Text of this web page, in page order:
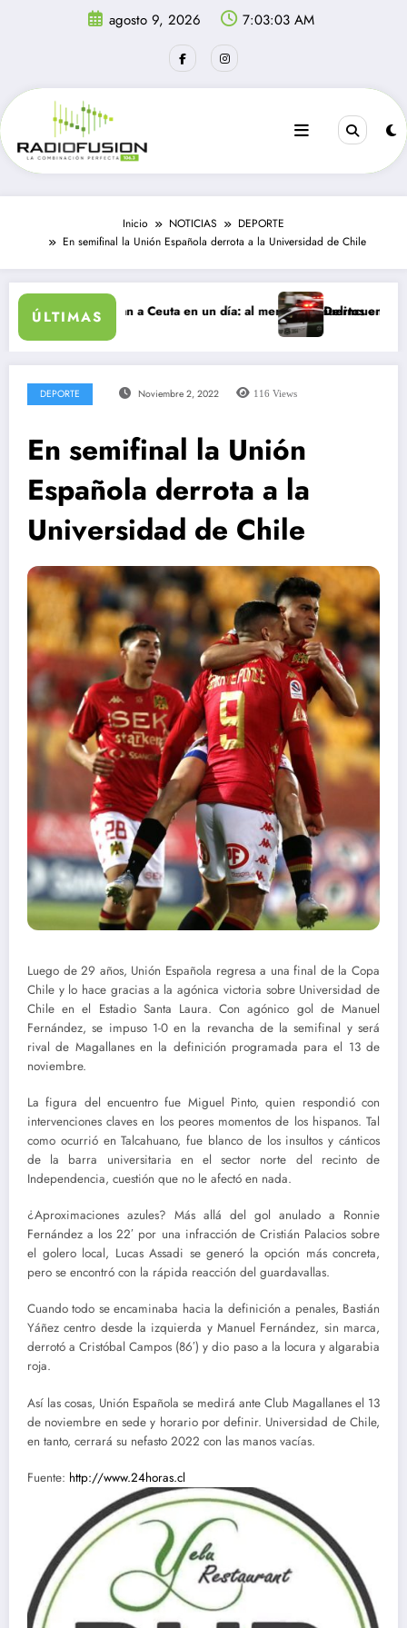
agosto 9, 2026 7:03:03 AM
Inicio NOTICIAS
DEPORTE
En semifinal la Unión Española derrota a la Universidad de Chile
ÚLTIMAS
ingresan a Ceuta en un día: al menos 34 muertos en la crisis.
Delincuentes matan a
DEPORTE Noviembre 2, 2022 116 Views
En semifinal la Unión
Española derrota a la
Universidad de Chile
Luego de 29 años, Unión Española regresa a una final de la Copa
Chile y lo hace gracias a la agónica victoria sobre Universidad de
Chile en el Estadio Santa Laura. Con agónico gol de Manuel
Fernández, se impuso 1-0 en la revancha de la semifinal y será
rival de Magallanes en la definición programada para el 13 de
noviembre.
La figura del encuentro fue Miguel Pinto, quien respondió con
intervenciones claves en los peores momentos de los hispanos. Tal
como ocurrió en Talcahuano, fue blanco de los insultos y cánticos
de la barra universitaria en el sector norte del recinto de
Independencia, cuestión que no le afectó en nada.
¿Aproximaciones azules? Más allá del gol anulado a Ronnie
Fernández a los 22′ por una infracción de Cristián Palacios sobre
el golero local, Lucas Assadi se generó la opción más concreta,
pero se encontró con la rápida reacción del guardavallas.
Cuando todo se encaminaba hacia la definición a penales, Bastián
Yáñez centro desde la izquierda y Manuel Fernández, sin marca,
derrotó a Cristóbal Campos (86′) y dio paso a la locura y algarabia
roja.
Así las cosas, Unión Española se medirá ante Club Magallanes el 13
de noviembre en sede y horario por definir. Universidad de Chile,
en tanto, cerrará su nefasto 2022 con las manos vacías.
Fuente: http://www.24horas.cl